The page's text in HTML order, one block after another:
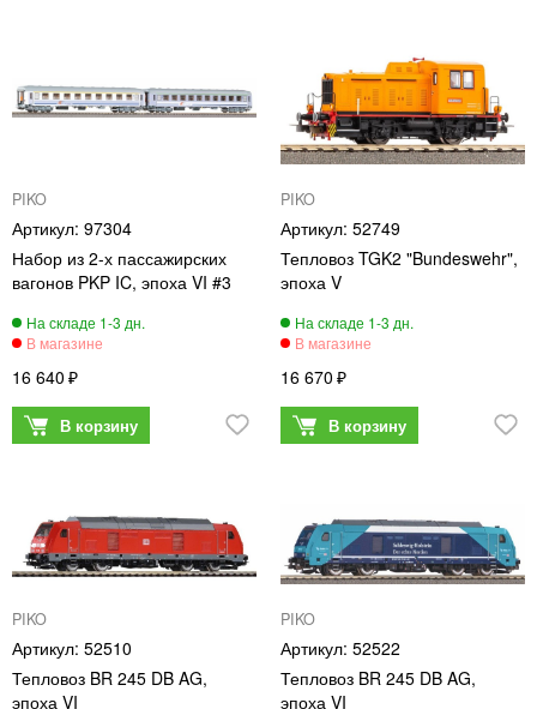
PIKO
97304
Набор из 2-х пассажирских
вагонов PKP IC, эпоха VI #3
16 640
PIKO
52749
Тепловоз TGK2 "Bundeswehr",
эпоха V
16 670
PIKO
52510
Тепловоз BR 245 DB AG,
эпоха VI
PIKO
52522
Тепловоз BR 245 DB AG,
эпоха VI